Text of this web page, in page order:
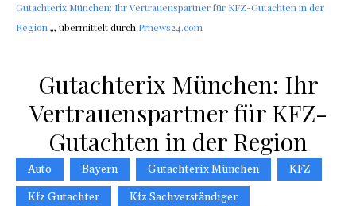
Gutachterix München: Ihr Vertrauenspartner für KFZ-Gutachten in der
Region „, übermittelt durch Prnews24.com
Gutachterix München: Ihr
Vertrauenspartner für KFZ-
Gutachten in der Region
Auto Bayern Gutachterix München
KFZ
Kfz Gutachter
Kfz Sachverständiger